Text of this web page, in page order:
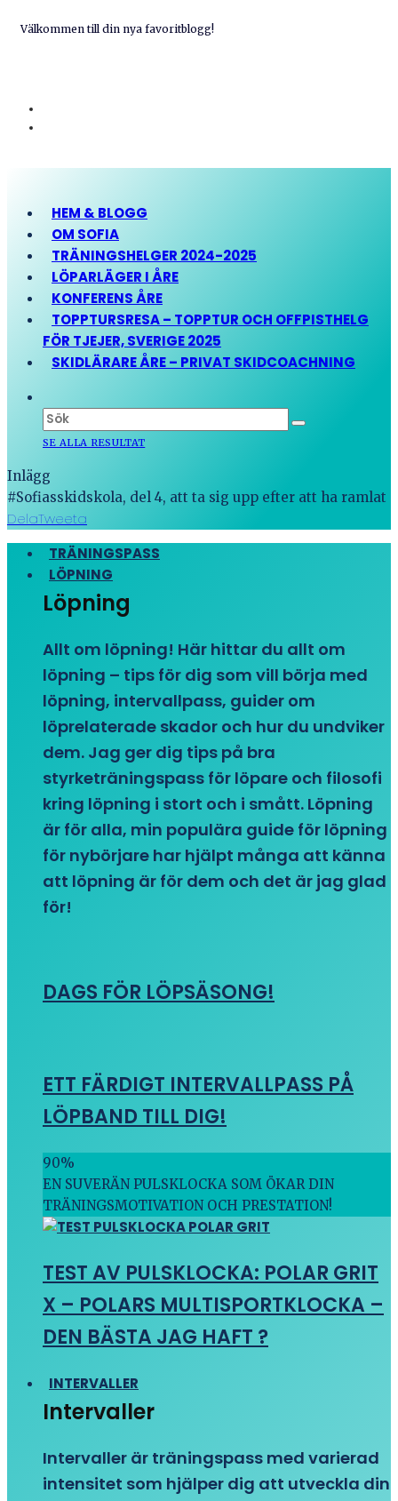
Välkommen till din nya favoritblogg!
HEM & BLOGG
OM SOFIA
TRÄNINGSHELGER 2024-2025
LÖPARLÄGER I ÅRE
KONFERENS ÅRE
TOPPTURSRESA – TOPPTUR OCH OFFPISTHELG
FÖR TJEJER, SVERIGE 2025
SKIDLÄRARE ÅRE – PRIVAT SKIDCOACHNING
SE ALLA RESULTAT
Inlägg
#Sofiasskidskola, del 4, att ta sig upp efter att ha ramlat
DelaTweeta
TRÄNINGSPASS
LÖPNING
Löpning
Allt om löpning! Här hittar du allt om
löpning – tips för dig som vill börja med
löpning, intervallpass, guider om
löprelaterade skador och hur du undviker
dem. Jag ger dig tips på bra
styrketräningspass för löpare och filosofi
kring löpning i stort och i smått. Löpning
är för alla, min populära guide för löpning
för nybörjare har hjälpt många att känna
att löpning är för dem och det är jag glad
för!
DAGS FÖR LÖPSÄSONG!
ETT FÄRDIGT INTERVALLPASS PÅ
LÖPBAND TILL DIG!
90%
EN SUVERÄN PULSKLOCKA SOM ÖKAR DIN
TRÄNINGSMOTIVATION OCH PRESTATION!
TEST AV PULSKLOCKA: POLAR GRIT
X – POLARS MULTISPORTKLOCKA –
DEN BÄSTA JAG HAFT ?
INTERVALLER
Intervaller
Intervaller är träningspass med varierad
intensitet som hjälper dig att utveckla din